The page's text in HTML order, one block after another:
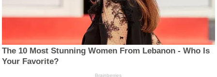
The 10 Most Stunning Women From Lebanon - Who Is
Your Favorite?
Brainberries